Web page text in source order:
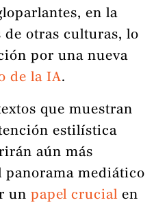
en la
de otras culturas, lo
por una nueva
de la IA.
que muestran
estilística
aún más
panorama mediático
un papel crucial en